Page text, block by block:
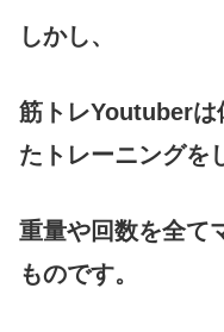
しかし、
筋トレYoutuberは
たトレーニングを
重量や回数を全て
ものです。